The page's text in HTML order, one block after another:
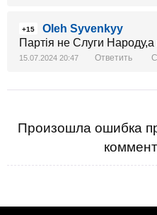
+15
Oleh Syvenkyy
Партія не Слуги Народу,а
15.07.2024 20:47 Ответить
Произошла ошибка